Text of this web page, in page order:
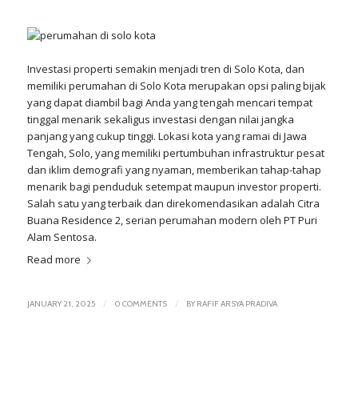
Investasi properti semakin menjadi tren di Solo Kota, dan
memiliki perumahan di Solo Kota merupakan opsi paling bijak
yang dapat diambil bagi Anda yang tengah mencari tempat
tinggal menarik sekaligus investasi dengan nilai jangka
panjang yang cukup tinggi. Lokasi kota yang ramai di Jawa
Tengah, Solo, yang memiliki pertumbuhan infrastruktur pesat
dan iklim demografi yang nyaman, memberikan tahap-tahap
menarik bagi penduduk setempat maupun investor properti.
Salah satu yang terbaik dan direkomendasikan adalah Citra
Buana Residence 2, serian perumahan modern oleh PT Puri
Alam Sentosa.
Read more
JANUARY 21, 2025 / 0 COMMENTS / BYRAFIF ARSYA PRADIVA